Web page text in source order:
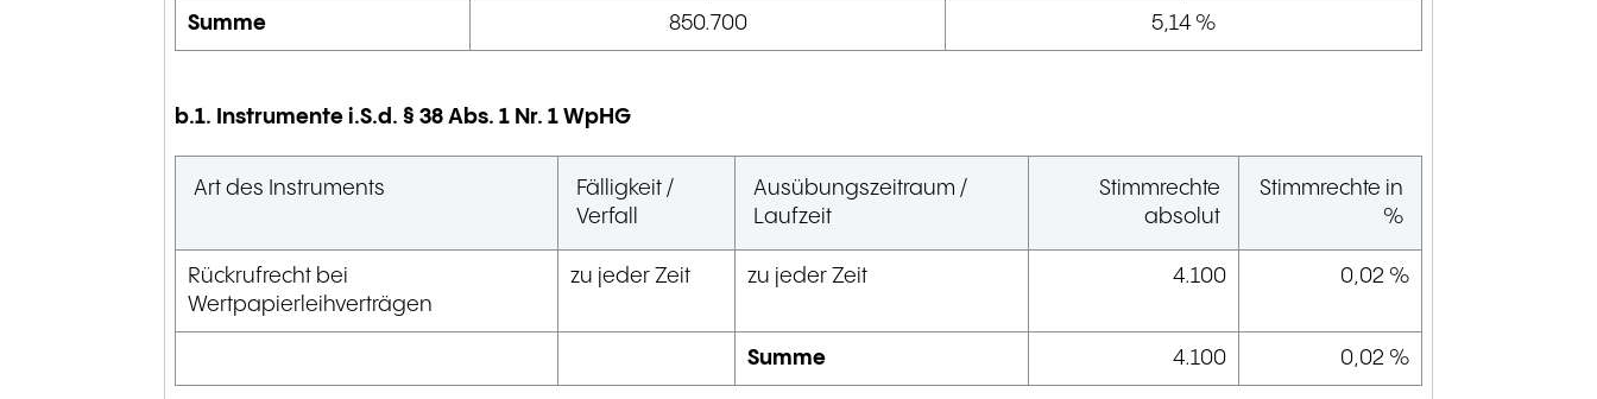
Summe 850.700 5,14 %
b.1. Instrumente i.S.d. § 38 Abs. 1 Nr. 1 WpHG
Art des Instruments
Fälligkeit /
Verfall
Ausübungs­zeitraum /
Laufzeit
Stimmrechte
absolut
Stimmrechte in
%
Rückrufrecht bei
Wertpapierleihverträgen
zu jeder Zeit zu jeder Zeit 4.100 0,02 %
Summe 4.100 0,02 %